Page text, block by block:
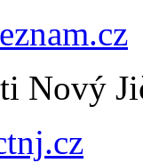
Nový